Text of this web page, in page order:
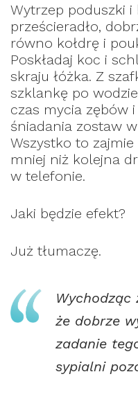
Wytrzep poduszki i
prześcieradło,
równo kołdrę i
Poskładaj koc i
skraju łóżka. Z
szklankę po
czas mycia zębów
śniadania zostaw
Wszystko to
mniej niż kolejna
w telefonie.
Jaki będzie efekt?
Już tłumaczę.
Wychodząc
że dobrze
zadanie
sypialni